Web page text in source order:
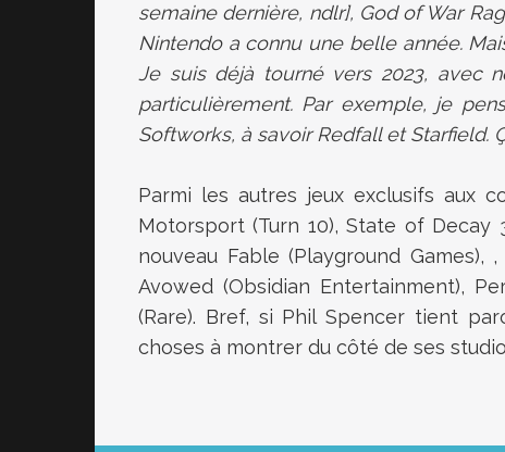
semaine dernière, ndlr], God of War
Nintendo a connu une belle année.
Je suis déjà tourné vers 2023, avec
particulièrement. Par exemple, je
Softworks, à savoir Redfall et Starfield.
Parmi les autres jeux exclusifs aux
Motorsport (Turn 10), State of Decay
nouveau Fable (Playground Games),
Avowed (Obsidian Entertainment),
(Rare). Bref, si Phil Spencer tient
choses à montrer du côté de ses